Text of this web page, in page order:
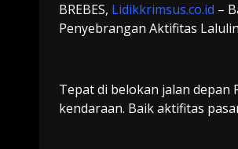
BREBES, Lidikkrimsus.co.id –
Penyebrangan Aktifitas
Tepat di belokan jalan depan
kendaraan. Baik aktifitas